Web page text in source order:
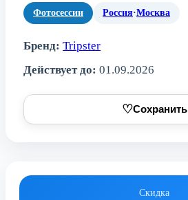
Фотосессии Россия·Москва
Бренд: Tripster
Действует до: 01.09.2026
♡Сохранить
Скидка